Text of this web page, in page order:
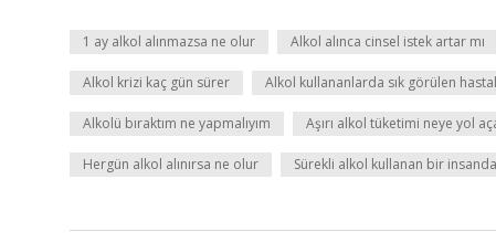
1 ay alkol alınmazsa ne olur Alkol alınca cinsel istek artar mı
Alkol krizi kaç gün sürer Alkol kullananlarda sık görülen
Alkolü bıraktım ne yapmalıyım Aşırı alkol tüketimi neye yol
Hergün alkol alınırsa ne olur Sürekli alkol kullanan bir